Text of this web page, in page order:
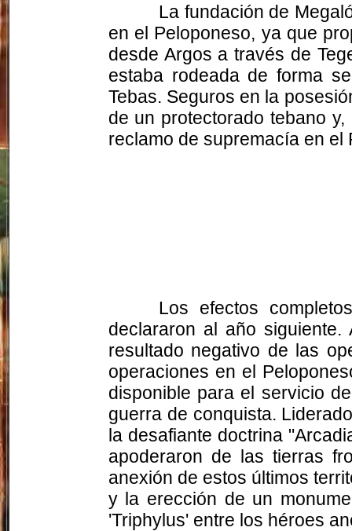
La fundación de
en el Peloponeso, ya que
desde Argos a través de
estaba rodeada de forma
Tebas. Seguros en la
de un protectorado tebano
reclamo de supremacía en el
Los efectos
declararon al año
resultado negativo de las
operaciones en el
disponible para el servicio
guerra de conquista.
la desafiante doctrina
apoderaron de las tierras
anexión de estos últimos
y la erección de un
'Triphylus' entre los héroes